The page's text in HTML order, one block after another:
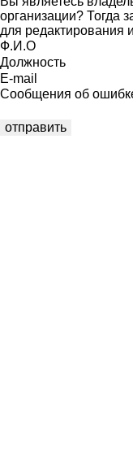
организации? Тогда
для редактирования
Ф.И.О
Должность
E-mail
Сообщения об